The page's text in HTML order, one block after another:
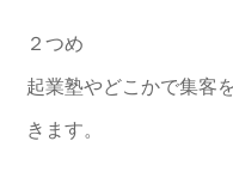
２つめ
起業塾やどこかで集客
きます。